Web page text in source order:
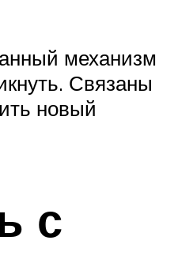
механизм
Связаны
новый
с